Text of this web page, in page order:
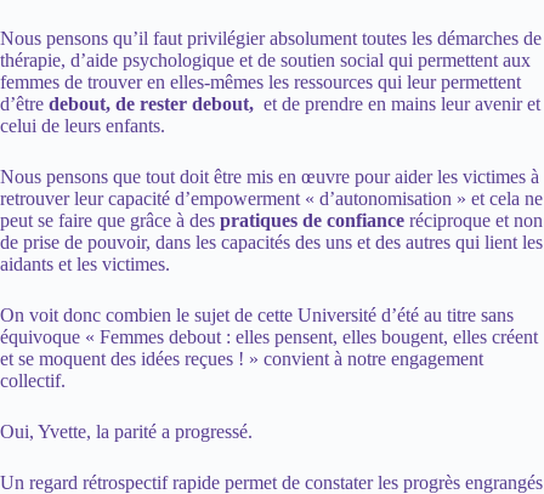
Nous pensons qu’il faut privilégier absolument toutes les démarches de
thérapie, d’aide psychologique et de soutien social qui permettent aux
femmes de trouver en elles-mêmes les ressources qui leur permettent
d’être debout, de rester debout, et de prendre en mains leur avenir et
celui de leurs enfants.
Nous pensons que tout doit être mis en œuvre pour aider les victimes à
retrouver leur capacité d’empowerment « d’autonomisation » et cela ne
peut se faire que grâce à des pratiques de confiance réciproque et non
de prise de pouvoir, dans les capacités des uns et des autres qui lient les
aidants et les victimes.
On voit donc combien le sujet de cette Université d’été au titre sans
équivoque « Femmes debout : elles pensent, elles bougent, elles créent
et se moquent des idées reçues ! » convient à notre engagement
collectif.
Oui, Yvette, la parité a progressé.
Un regard rétrospectif rapide permet de constater les progrès engrangés